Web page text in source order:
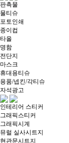
판촉물
물티슈
포토인쇄
종이컵
타올
명함
전단지
마스크
휴대용티슈
용품/넵킨/각티슈
자석광고
인테리어 스티커
그래픽스티커
그래픽시계
뮤럴 실사시트지
현관문시트지